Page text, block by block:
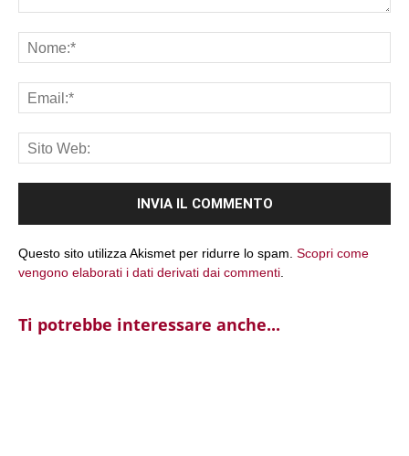
Questo sito utilizza Akismet per ridurre lo spam. Scopri come
vengono elaborati i dati derivati dai commenti
Ti potrebbe interessare anche...